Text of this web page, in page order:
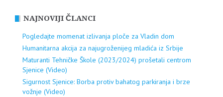
NAJNOVIJI ČLANCI
Pogledajte momenat izlivanja ploče za Vladin dom
Humanitarna akcija za najugroženijeg mladića iz Srbije
Maturanti Tehničke Škole (2023/2024) prošetali centrom
Sjenice (Video)
Sigurnost Sjenice: Borba protiv bahatog parkiranja i brze
vožnje (Video)